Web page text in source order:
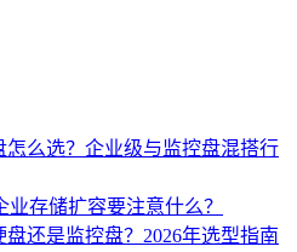
怎么选？企业级与监控盘混搭行
存储扩容要注意什么？
还是监控盘？2026年选型指南